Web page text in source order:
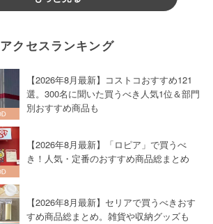
アクセスランキング
【2026年8月最新】コストコおすすめ121
選。300名に聞いた買うべき人気1位＆部門
別おすすめ商品も
【2026年8月最新】「ロピア」で買うべ
き！人気・定番のおすすめ商品総まとめ
【2026年8月最新】セリアで買うべきおす
すめ商品総まとめ。雑貨や収納グッズも